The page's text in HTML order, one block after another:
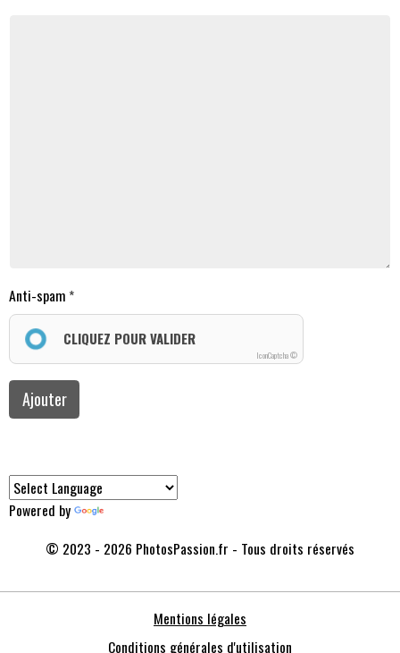
Anti-spam
CLIQUEZ POUR VALIDER
IconCaptcha ©
Ajouter
Powered by
© 2023 - 2026 PhotosPassion.fr - Tous droits réservés
Mentions légales
Conditions générales d'utilisation